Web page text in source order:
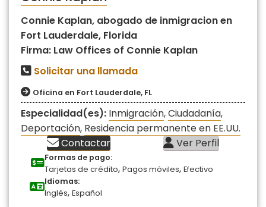
Connie Kaplan, abogado de inmigracion en
Fort Lauderdale, Florida
Firma: Law Offices of Connie Kaplan
Solicitar una llamada
Oficina en Fort Lauderdale, FL
Especialidad(es): Inmigración,Ciudadanía,
Deportación, Residencia permanente en EE.UU.
Contactar
Ver Perfil
Formas de pago:
Tarjetas de crédito, Pagos móviles, Efectivo
Idiomas:
Inglés, Español